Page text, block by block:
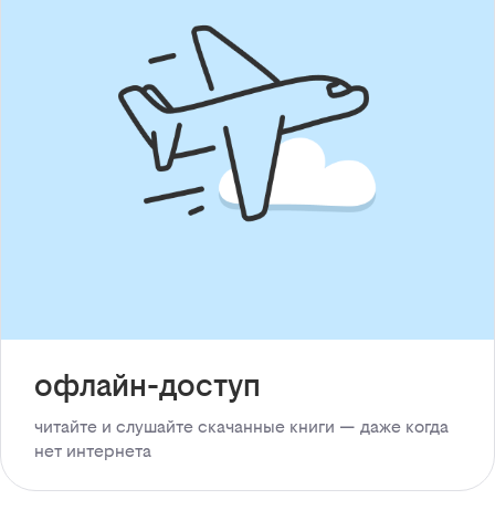
офлайн-доступ
читайте и слушайте скачанные книги — даже когда
нет интернета